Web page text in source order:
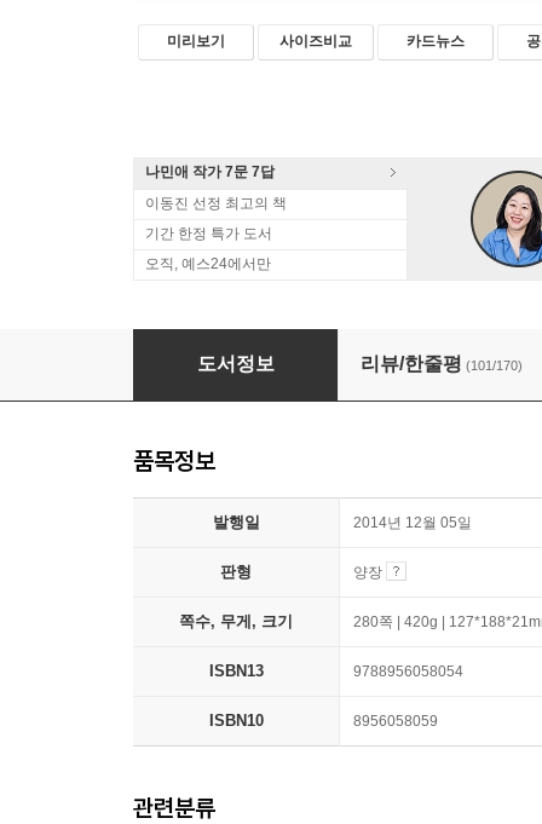
미리보기 사이즈비교 카드뉴스
나민애 작가 7문 7답
이동진 선정 최고의 책
기간 한정 특가 도서
오직, 예스24에서만
내가 확실히 아는 것들
도서정보 리뷰/한줄평 (101/170)
품목정보
발행일 2014년 12월 05일
판형 양장
쪽수, 무게, 크기 280쪽 | 420g |
ISBN13 9788956058054
ISBN10 8956058059
관련분류